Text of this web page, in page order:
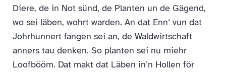
Diere, de in Not sünd, de Planten un de Gägend,
wo sei läben, wohrt warden. An dat Enn‘ vun dat
Johrhunnert fangen sei an, de Waldwirtschaft
anners tau denken. So planten sei nu miehr
Loofbööm. Dat makt dat Läben in’n Hollen för